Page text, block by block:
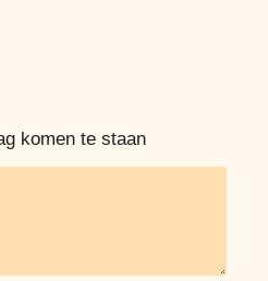
komen te staan